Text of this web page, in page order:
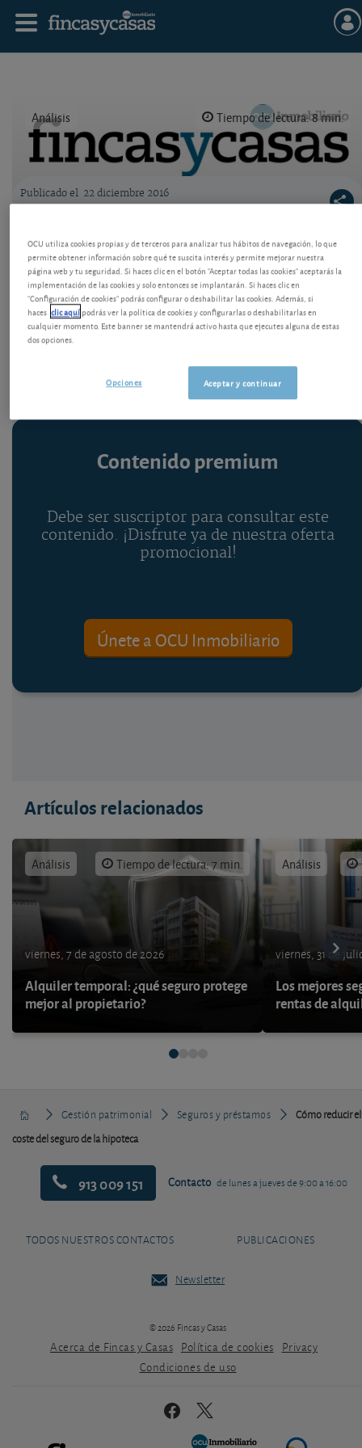
Análisis Tiempo de lectura: 8 min.
Logo OCU inmobiliario
Publicado el 22 diciembre 2016
Cómo reducir el coste del seguro de la
hipoteca
¿Cuánto dinero supone una rebaja en el diferencial
de la hipoteca? ¿Compensa pagar el seguro que me
ofrecen a cambio? Hacemos cálculos y le decimos
cómo actuar.
Contenido premium
Debe ser suscriptor para consultar este
contenido. ¡Disfrute ya de nuestra oferta
promocional!
Únete a OCU Inmobiliario
Artículos relacionados
Análisis Tiempo de lectura: 7 min.
viernes, 7 de agosto de 2026
Alquiler temporal: ¿qué seguro protege
mejor al propietario?
Análisis
viernes, 31 de
Los mejores
rentas de
Gestión patrimonial Seguros y préstamos
Cómo reducir el
coste del seguro de la hipoteca
913 009 151 Contacto de lunes a jueves de 9:00 a 16:00
TODOS NUESTROS CONTACTOS PUBLICACIONES
Newsletter
© 2026 Fincas y Casas
Acerca de Fincas y Casas Política de cookies
Privacy
Condiciones de uso
OCU utiliza cookies propias y de terceros para analizar tus hábitos de navegación, lo que
permite obtener información sobre qué te suscita interés y permite mejorar nuestra
página web y tu seguridad. Si haces clic en el botón "Aceptar todas las cookies" aceptarás la
implementación de las cookies y solo entonces se implantarán. Si haces clic en
"Configuración de cookies" podrás configurar o deshabilitar las cookies. Además, si
haces clic aquípodrás ver la política de cookies y configurarlas o deshabilitarlas en
cualquier momento. Este banner se mantendrá activo hasta que ejecutes alguna de estas
dos opciones.
Aceptar y continuar
Opciones